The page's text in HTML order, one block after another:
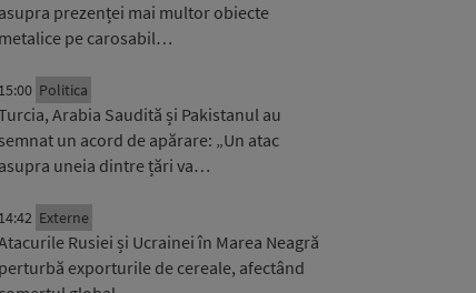
asupra prezenței mai multor obiecte
metalice pe carosabil…
15:00 Politica
Arabia Saudită și Pakistanul au
semnat un acord de apărare: „Un atac
asupra uneia dintre țări va…
14:42 Externe
Rusiei și Ucrainei în Marea Neagră
perturbă exporturile de cereale, afectând